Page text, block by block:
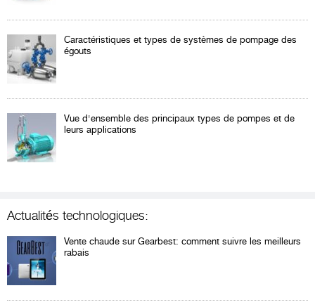
Caractéristiques et types de systèmes de pompage des
égouts
Vue d'ensemble des principaux types de pompes et de
leurs applications
Actualités technologiques:
Vente chaude sur Gearbest: comment suivre les meilleurs
rabais